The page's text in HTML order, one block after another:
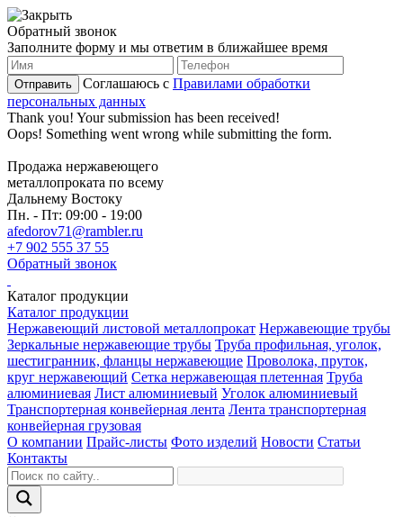
Обратный звонок
Заполните форму и мы ответим в ближайшее время
Соглашаюсь с Правилами обработки
персональных данных
Thank you! Your submission has been received!
Oops! Something went wrong while submitting the form.
Продажа нержавеющего
металлопроката по всему
Дальнему Востоку
Пн. - Пт: 09:00 - 19:00
afedorov71@rambler.ru
+7 902 555 37 55
Обратный звонок
Каталог продукции
Каталог продукции
Нержавеющий листовой металлопрокат Нержавеющие трубы
Зеркальные нержавеющие трубы Труба профильная, уголок,
шестигранник, фланцы нержавеющие Проволока, пруток,
круг нержавеющий Сетка нержавеющая плетенная Труба
алюминиевая Лист алюминиевый Уголок алюминиевый
Транспортерная конвейерная лента Лента транспортерная
конвейерная грузовая
О компании Прайс-листы Фото изделий Новости Статьи
Контакты